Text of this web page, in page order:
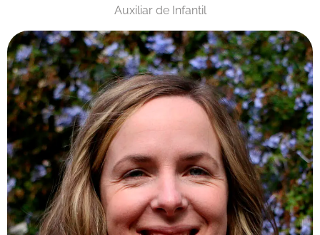
Auxiliar de Infantil